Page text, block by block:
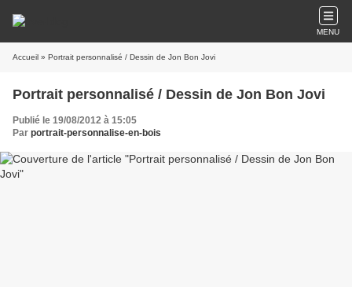
MENU
Accueil » Portrait personnalisé / Dessin de Jon Bon Jovi
Portrait personnalisé / Dessin de Jon Bon Jovi
Publié le 19/08/2012 à 15:05
Par portrait-personnalise-en-bois